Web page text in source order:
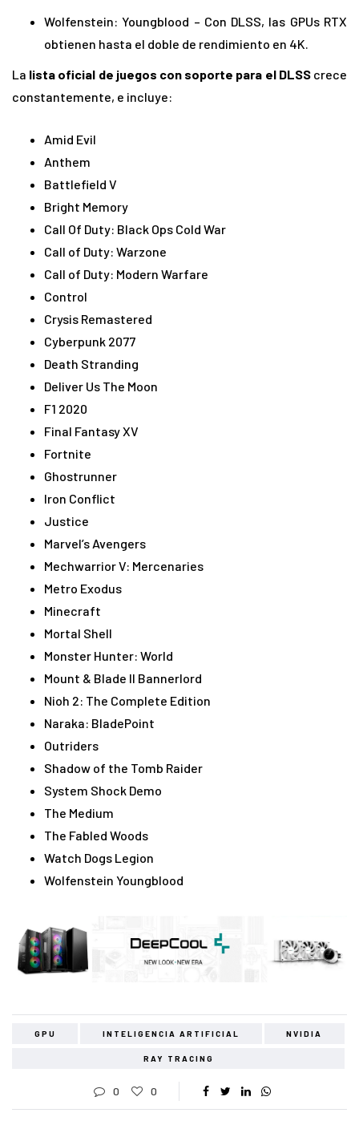
Wolfenstein: Youngblood – Con DLSS, las GPUs RTX
obtienen hasta el doble de rendimiento en 4K.
La lista oficial de juegos con soporte para el DLSS crece
constantemente, e incluye:
Amid Evil
Anthem
Battlefield V
Bright Memory
Call Of Duty: Black Ops Cold War
Call of Duty: Warzone
Call of Duty: Modern Warfare
Control
Crysis Remastered
Cyberpunk 2077
Death Stranding
Deliver Us The Moon
F1 2020
Final Fantasy XV
Fortnite
Ghostrunner
Iron Conflict
Justice
Marvel’s Avengers
Mechwarrior V: Mercenaries
Metro Exodus
Minecraft
Mortal Shell
Monster Hunter: World
Mount & Blade II Bannerlord
Nioh 2: The Complete Edition
Naraka: BladePoint
Outriders
Shadow of the Tomb Raider
System Shock Demo
The Medium
The Fabled Woods
Watch Dogs Legion
Wolfenstein Youngblood
GPU INTELIGENCIA ARTIFICIAL NVIDIA
RAY TRACING
0 0